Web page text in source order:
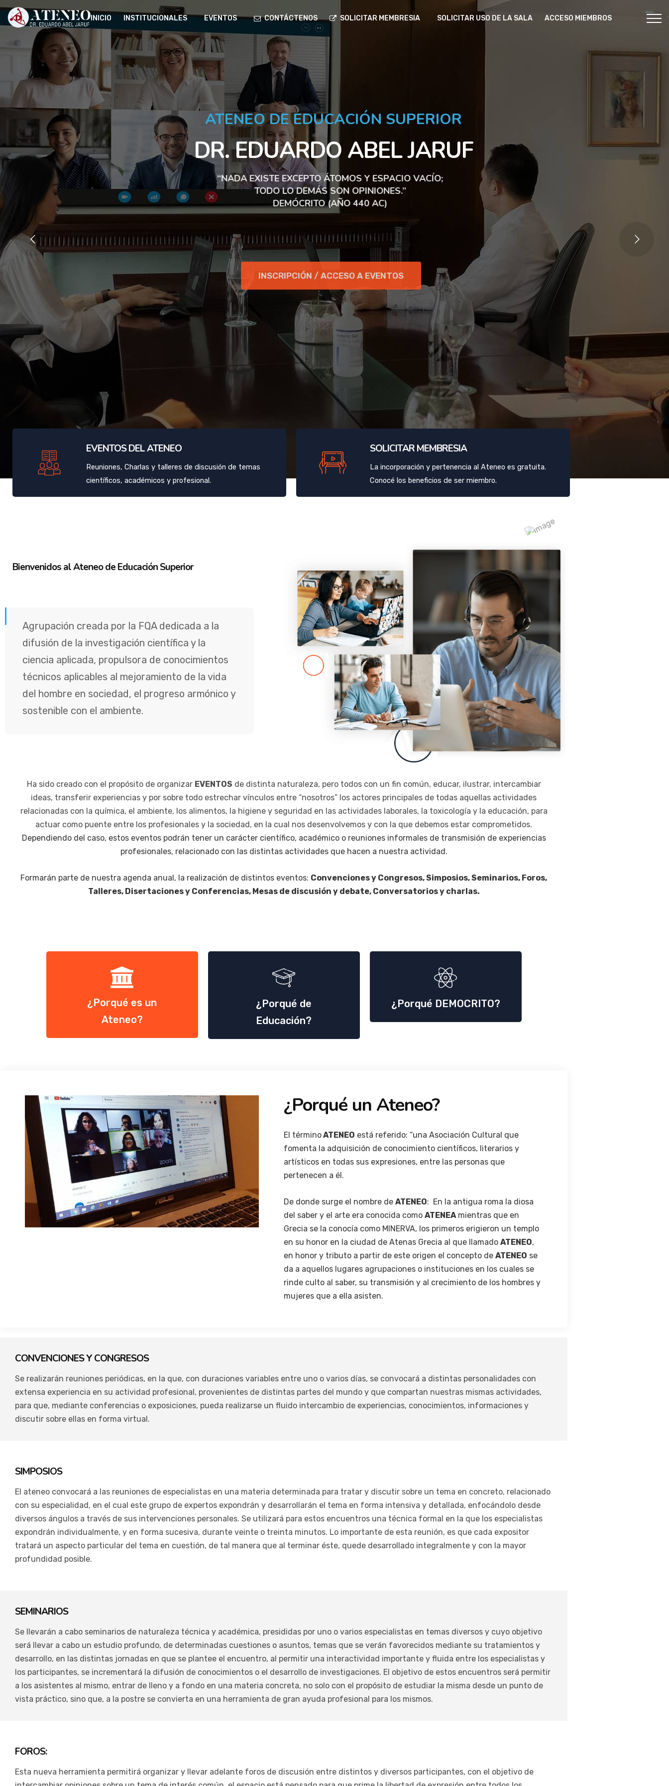
INICIO INSTITUCIONALES EVENTOS CONTÁCTENOS SOLICITAR MEMBRESIA SOLICITAR USO DE LA SALA ACCESO MIEMBROS
“NADA EXISTE EXCEPTO ÁTOMOS Y ESPACIO VACÍO;
TODO LO DEMÁS SON OPINIONES.”
DEMÓCRITO (AÑO 440 AC)
INSCRIPCIÓN / ACCESO A EVENTOS
DR. EDUARDO ABEL JARUF
ATENEO DE EDUCACIÓN SUPERIOR
EVENTOS DEL ATENEO
Reuniones, Charlas y talleres de discusión de temas
científicos, académicos y profesional.
SOLICITAR MEMBRESIA
La incorporación y pertenencia al Ateneo es gratuita.
Conocé los beneficios de ser miembro.
Bienvenidos al Ateneo de Educación Superior
Agrupación creada por la FQA dedicada a la
difusión de la investigación científica y la
ciencia aplicada, propulsora de conocimientos
técnicos aplicables al mejoramiento de la vida
del hombre en sociedad, el progreso armónico y
sostenible con el ambiente.
Ha sido creado con el propósito de organizar EVENTOS de distinta naturaleza, pero todos con un fin común, educar, ilustrar, intercambiar
ideas, transferir experiencias y por sobre todo estrechar vínculos entre “nosotros” los actores principales de todas aquellas actividades
relacionadas con la química, el ambiente, los alimentos, la higiene y seguridad en las actividades laborales, la toxicología y la educación, para
actuar como puente entre los profesionales y la sociedad, en la cual nos desenvolvemos y con la que debemos estar comprometidos.
Dependiendo del caso, estos eventos podrán tener un carácter científico, académico o reuniones informales de transmisión de experiencias
profesionales, relacionado con las distintas actividades que hacen a nuestra actividad.
Formarán parte de nuestra agenda anual, la realización de distintos eventos: Convenciones y Congresos, Simposios, Seminarios, Foros,
Talleres, Disertaciones y Conferencias, Mesas de discusión y debate, Conversatorios y charlas.
¿Porqué es un
Ateneo?
¿Porqué de
Educación?
¿Porqué DEMOCRITO?
¿Porqué un Ateneo?
El términoATENEO está referido: “una Asociación Cultural que
fomenta la adquisición de conocimiento científicos, literarios y
artísticos en todas sus expresiones, entre las personas que
pertenecen a él.
De donde surge el nombre de ATENEO: En la antigua roma la diosa
del saber y el arte era conocida como ATENEAmientras que en
Grecia se la conocía como MINERVA, los primeros erigieron un templo
en su honor en la ciudad de Atenas Grecia al que llamado ATENEO,
en honor y tributo a partir de este origen el concepto de ATENEO se
da a aquellos lugares agrupaciones o instituciones en los cuales se
rinde culto al saber, su transmisión y al crecimiento de los hombres y
mujeres que a ella asisten.
CONVENCIONES Y CONGRESOS
Se realizarán reuniones periódicas, en la que, con duraciones variables entre uno o varios días, se convocará a distintas personalidades con
extensa experiencia en su actividad profesional, provenientes de distintas partes del mundo y que compartan nuestras mismas actividades,
para que, mediante conferencias o exposiciones, pueda realizarse un fluido intercambio de experiencias, conocimientos, informaciones y
discutir sobre ellas en forma virtual.
SIMPOSIOS
El ateneo convocará a las reuniones de especialistas en una materia determinada para tratar y discutir sobre un tema en concreto, relacionado
con su especialidad, en el cual este grupo de expertos expondrán y desarrollarán el tema en forma intensiva y detallada, enfocándolo desde
diversos ángulos a través de sus intervenciones personales. Se utilizará para estos encuentros una técnica formal en la que los especialistas
expondrán individualmente, y en forma sucesiva, durante veinte o treinta minutos. Lo importante de esta reunión, es que cada expositor
tratará un aspecto particular del tema en cuestión, de tal manera que al terminar éste, quede desarrollado integralmente y con la mayor
profundidad posible.
SEMINARIOS
Se llevarán a cabo seminarios de naturaleza técnica y académica, presididas por uno o varios especialistas en temas diversos y cuyo objetivo
será llevar a cabo un estudio profundo, de determinadas cuestiones o asuntos, temas que se verán favorecidos mediante su tratamientos y
desarrollo, en las distintas jornadas en que se plantee el encuentro, al permitir una interactividad importante y fluida entre los especialistas y
los participantes, se incrementará la difusión de conocimientos o el desarrollo de investigaciones. El objetivo de estos encuentros será permitir
a los asistentes al mismo, entrar de lleno y a fondo en una materia concreta, no solo con el propósito de estudiar la misma desde un punto de
vista práctico, sino que, a la postre se convierta en una herramienta de gran ayuda profesional para los mismos.
FOROS:
Esta nueva herramienta permitirá organizar y llevar adelante foros de discusión entre distintos y diversos participantes, con el objetivo de